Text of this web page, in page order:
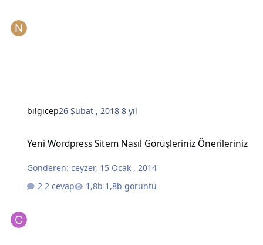
bilgicep26 Şubat , 20188 yıl
Yeni Wordpress Sitem Nasıl Görüşleriniz Önerileriniz
Gönderen:ceyzer, 15 Ocak , 2014
2 cevap
1,8b görüntü